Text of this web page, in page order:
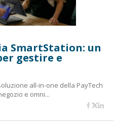
SmartStation: un
gestire e
all-in-one della PayTech
e omni...